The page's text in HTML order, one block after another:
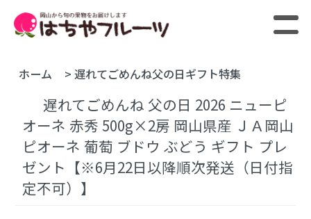
ホーム >遅れてごめんね父の日ギフト特集
遅れてごめんね 父の日 2026 ニューピ
オーネ 赤秀 500g×2房 岡山県産 ＪＡ岡山
ピオーネ 葡萄 ブドウ ぶどう ギフト プレ
ゼント【※6月22日以降順次発送（日付指
定不可）】